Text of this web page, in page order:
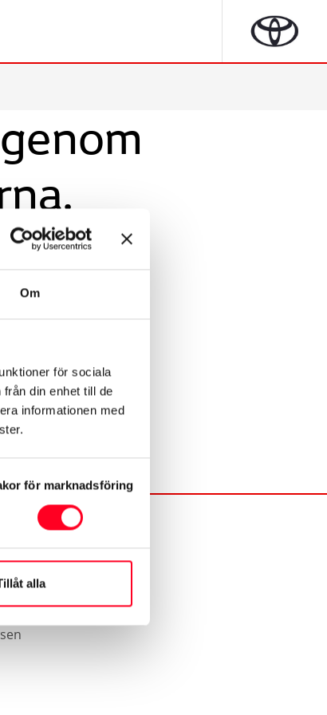
Om
för sociala
din enhet till de
informationen med
för marknadsföring
alla